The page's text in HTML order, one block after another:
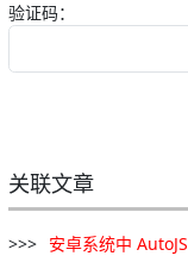
验证码：
关联文章
安卓系统中 AutoJS